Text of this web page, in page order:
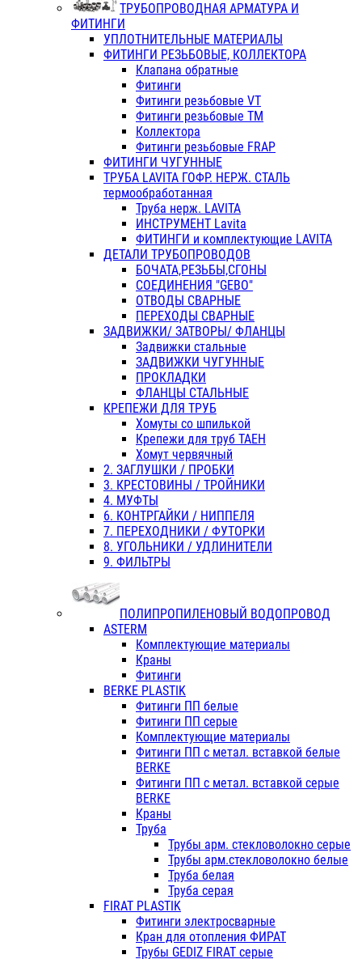
ТРУБОПРОВОДНАЯ АРМАТУРА И
ФИТИНГИ
УПЛОТНИТЕЛЬНЫЕ МАТЕРИАЛЫ
ФИТИНГИ РЕЗЬБОВЫЕ, КОЛЛЕКТОРА
Клапана обратные
Фитинги
Фитинги резьбовые VT
Фитинги резьбовые ТМ
Коллектора
Фитинги резьбовые FRAP
ФИТИНГИ ЧУГУННЫЕ
ТРУБА LAVITA ГОФР. НЕРЖ. СТАЛЬ
термообработанная
Труба нерж. LAVITA
ИНСТРУМЕНТ Lavita
ФИТИНГИ и комплектующие LAVITA
ДЕТАЛИ ТРУБОПРОВОДОВ
БОЧАТА,РЕЗЬБЫ,СГОНЫ
СОЕДИНЕНИЯ "GEBO"
ОТВОДЫ СВАРНЫЕ
ПЕРЕХОДЫ СВАРНЫЕ
ЗАДВИЖКИ/ ЗАТВОРЫ/ ФЛАНЦЫ
Задвижки стальные
ЗАДВИЖКИ ЧУГУННЫЕ
ПРОКЛАДКИ
ФЛАНЦЫ СТАЛЬНЫЕ
КРЕПЕЖИ ДЛЯ ТРУБ
Хомуты со шпилькой
Крепежи для труб ТАЕН
Хомут червячный
2. ЗАГЛУШКИ / ПРОБКИ
3. КРЕСТОВИНЫ / ТРОЙНИКИ
4. МУФТЫ
6. КОНТРГАЙКИ / НИППЕЛЯ
7. ПЕРЕХОДНИКИ / ФУТОРКИ
8. УГОЛЬНИКИ / УДЛИНИТЕЛИ
9. ФИЛЬТРЫ
ПОЛИПРОПИЛЕНОВЫЙ ВОДОПРОВОД
ASTERM
Комплектующие материалы
Краны
Фитинги
BERKE PLASTIK
Фитинги ПП белые
Фитинги ПП серые
Комплектующие материалы
Фитинги ПП с метал. вставкой белые
BERKE
Фитинги ПП с метал. вставкой серые
BERKE
Краны
Труба
Трубы арм. стекловолокно серые
Трубы арм.стекловолокно белые
Труба белая
Труба серая
FIRAT PLASTIK
Фитинги электросварные
Кран для отопления ФИРАТ
Трубы GEDIZ FIRAT серые